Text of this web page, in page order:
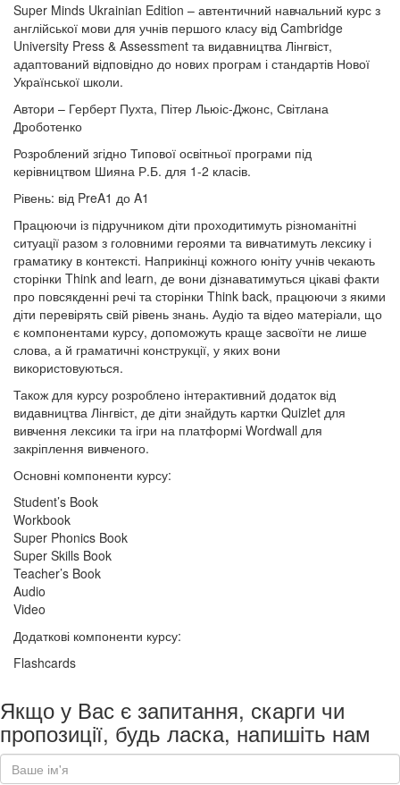
Super Minds Ukrainian Edition – автентичний навчальний курс з
англійської мови для учнів першого класу від Cambridge
University Press & Assessment та видавництва Лінгвіст,
адаптований відповідно до нових програм і стандартів Нової
Української школи.
Автори – Герберт Пухта, Пітер Льюіс-Джонс, Світлана
Дроботенко
Розроблений згідно Типової освітньої програми під
керівництвом Шияна Р.Б. для 1-2 класів.
Рівень: від PreA1 до A1
Працюючи із підручником діти проходитимуть різноманітні
ситуації разом з головними героями та вивчатимуть лексику і
граматику в контексті. Наприкінці кожного юніту учнів чекають
сторінки Think and learn, де вони дізнаватимуться цікаві факти
про повсякденні речі та сторінки Think back, працюючи з якими
діти перевірять свій рівень знань. Аудіо та відео матеріали, що
є компонентами курсу, допоможуть краще засвоїти не лише
слова, а й граматичні конструкції, у яких вони
використовуються.
Також для курсу розроблено інтерактивний додаток від
видавництва Лінгвіст, де діти знайдуть картки Quizlet для
вивчення лексики та ігри на платформі Wordwall для
закріплення вивченого.
Основні компоненти курсу:
Student’s Book
Workbook
Super Phonics Book
Super Skills Book
Teacher’s Book
Audio
Video
Додаткові компоненти курсу:
Flashcards
Якщо у Вас є запитання, скарги чи
пропозиції, будь ласка, напишіть нам